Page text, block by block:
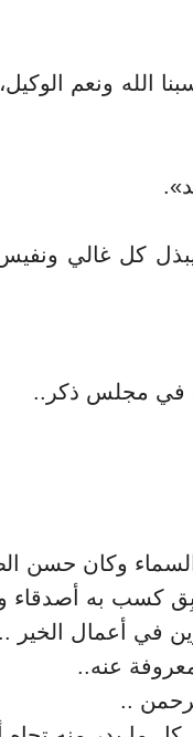
الله ونعم
كل غالي
في مجلس ذكر..
وكان حسن
كسب به أصدقاﺀ
في أعمال الخير ..
عنه..
..